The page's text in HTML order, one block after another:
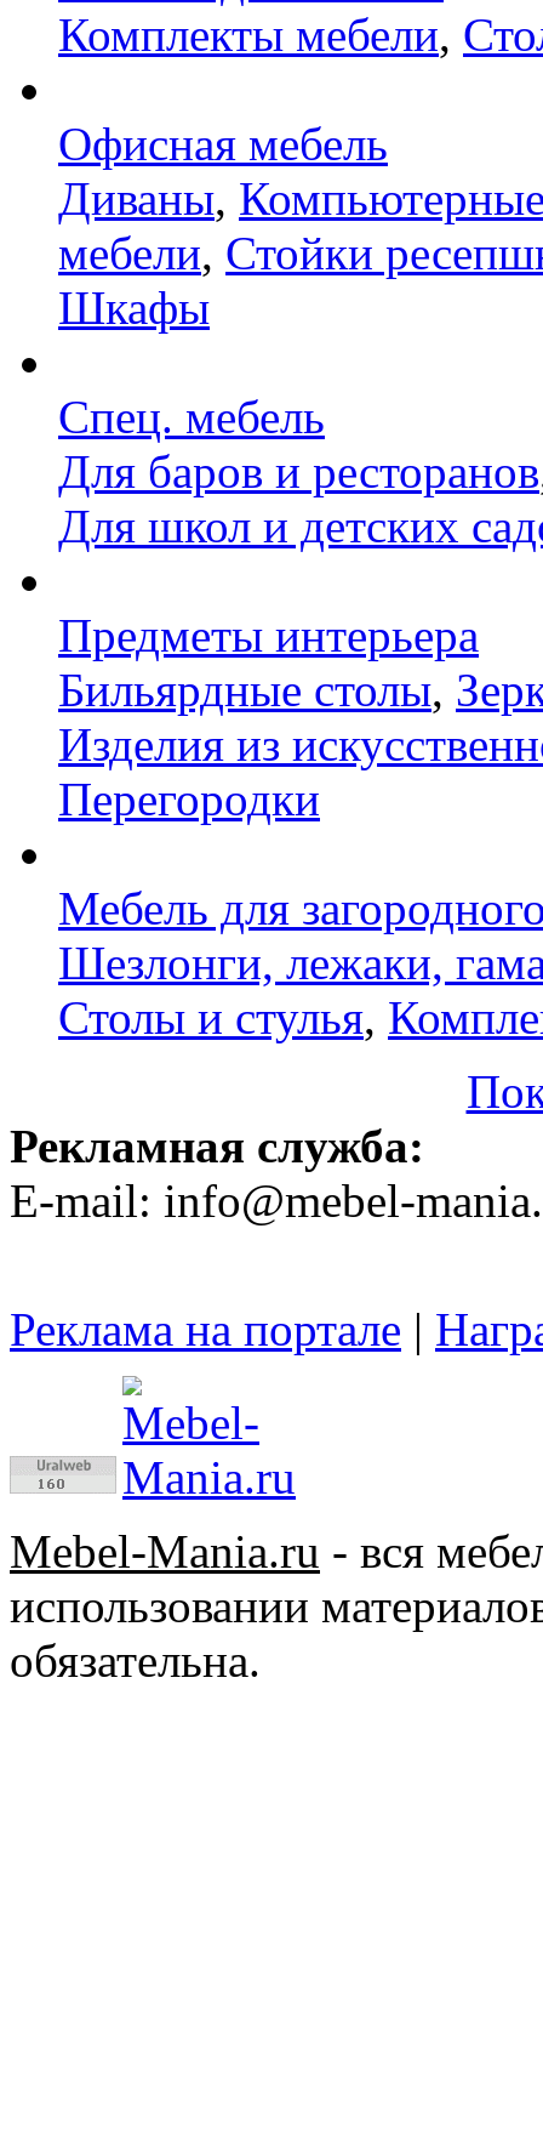
Комплекты мебели,
Офисная мебель
Диваны,
мебели, Стойки
Шкафы
Спец. мебель
Для баров и ресторанов
Для школ и детских
Предметы интерьера
Бильярдные столы,
Изделия из
Перегородки
Мебель для
Шезлонги, лежаки,
Столы и стулья,
Рекламная служба:
E-mail: info@mebel-
Реклама на портале |
Mebel-Mania.ru - вся
использовании
обязательна.